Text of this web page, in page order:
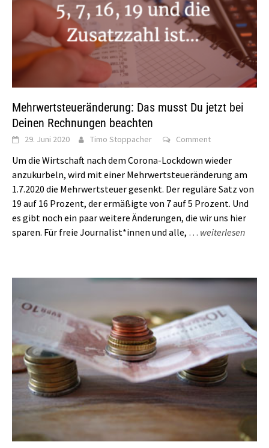
Mehrwertsteueränderung: Das musst Du jetzt bei
Deinen Rechnungen beachten
29. Juni 2020 Timo Stoppacher Comment
Um die Wirtschaft nach dem Corona-Lockdown wieder
anzukurbeln, wird mit einer Mehrwertsteueränderung am
1.7.2020 die Mehrwertsteuer gesenkt. Der reguläre Satz von
19 auf 16 Prozent, der ermäßigte von 7 auf 5 Prozent. Und
es gibt noch ein paar weitere Änderungen, die wir uns hier
sparen. Für freie Journalist*innen und alle, … weiterlesen